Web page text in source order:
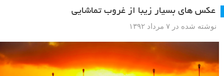
عکس های بسیار زیبا از غروب تماشایی
نوشته شده در ۷ مرداد ۱۳۹۲